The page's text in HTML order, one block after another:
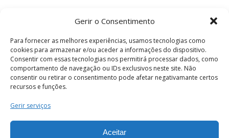
Gerir o Consentimento
Para fornecer as melhores experiências, usamos tecnologias como
cookies para armazenar e/ou aceder a informações do dispositivo.
Consentir com essas tecnologias nos permitirá processar dados, como
comportamento de navegação ou IDs exclusivos neste site. Não
consentir ou retirar o consentimento pode afetar negativamante certos
recursos e funções.
Gerir serviços
Aceitar
Termos e Condições